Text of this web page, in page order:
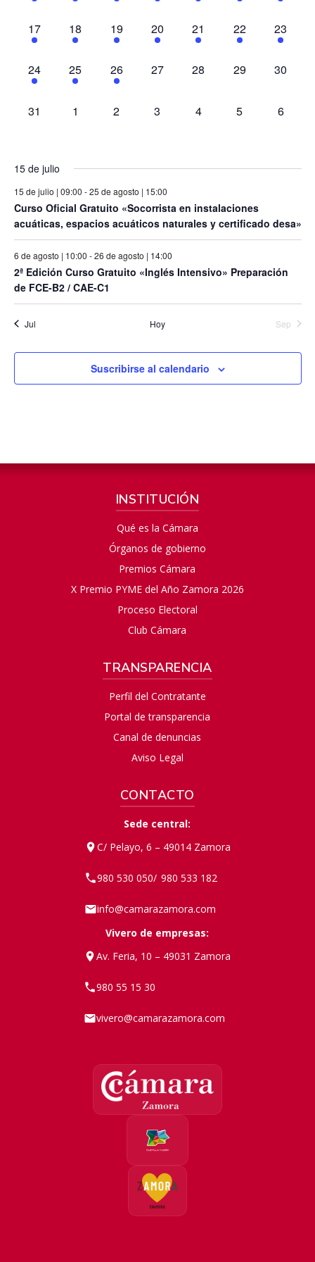
eventos,
eventos,
eventos,
eventos,
eventos,
eventos,
2
eventos,
17
2
eventos,
18
2
eventos,
19
2
eventos,
20
2
eventos,
21
2
eventos,
22
2
23
2
eventos,
24
3
eventos,
25
1
evento,
26
0
27
0
28
0
29
0
30
0
31
0
1
0
2
0
3
0
4
0
5
0
6
15 de julio
15 de julio | 09:00 -25 de agosto | 15:00
Curso Oficial Gratuito «Socorrista en instalaciones
acuáticas, espacios acuáticos naturales y certificado desa»
6 de agosto | 10:00 -26 de agosto | 14:00
2ª Edición Curso Gratuito «Inglés Intensivo» Preparación
de FCE-B2 / CAE-C1
Jul Hoy Sep
Suscribirse al calendario
INSTITUCIÓN
Qué es la Cámara
Órganos de gobierno
Premios Cámara
X Premio PYME del Año Zamora 2026
Proceso Electoral
Club Cámara
TRANSPARENCIA
Perfil del Contratante
Portal de transparencia
Canal de denuncias
Aviso Legal
CONTACTO
Sede central:
C/ Pelayo, 6 – 49014 Zamora
980 530 050/ 980 533 182
info@camarazamora.com
Vivero de empresas:
Av. Feria, 10 – 49031 Zamora
980 55 15 30
vivero@camarazamora.com